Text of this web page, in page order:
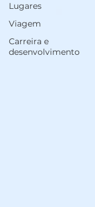
Lugares
Viagem
Carreira e
desenvolvimento